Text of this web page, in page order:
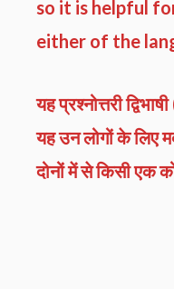
so it is helpful
either of the
यह प्रश्नोत्तरी
यह उन लोगों के लिए
दोनों में से किसी एक